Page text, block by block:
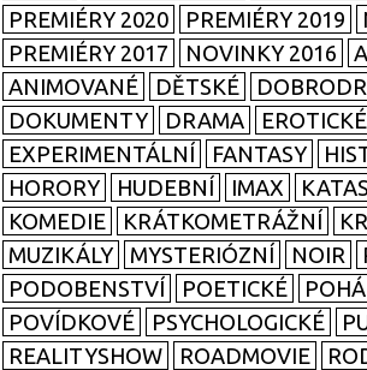
PREMIÉRY 2020
PREMIÉRY 2019
PREMIÉRY 2017
NOVINKY 2016
ANIMOVANÉ
DĚTSKÉ
DOKUMENTY
DRAMA
EROTICKÉ
EXPERIMENTÁLNÍ
FANTASY
HORORY
HUDEBNÍ IMAX
KOMEDIE
KRÁTKOMETRÁŽNÍ
MUZIKÁLY
MYSTERIÓZNÍ NOIR
PODOBENSTVÍ
POETICKÉ
POVÍDKOVÉ
PSYCHOLOGICKÉ
REALITYSHOW
ROADMOVIE